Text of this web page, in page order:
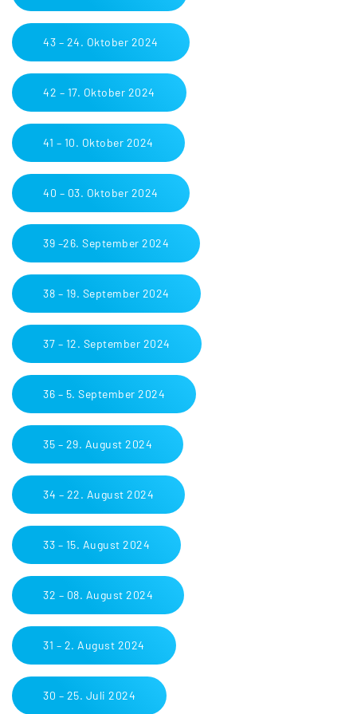
43 – 24. Oktober 2024
42 – 17. Oktober 2024
41 – 10. Oktober 2024
40 – 03. Oktober 2024
39 –26. September 2024
38 – 19. September 2024
37 – 12. September 2024
36 – 5. September 2024
35 – 29. August 2024
34 – 22. August 2024
33 – 15. August 2024
32 – 08. August 2024
31 – 2. August 2024
30 – 25. Juli 2024